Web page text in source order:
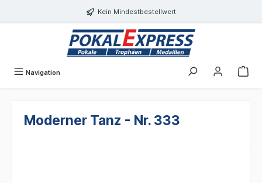
Kein Mindestbestellwert
Navigation
Moderner Tanz - Nr. 333